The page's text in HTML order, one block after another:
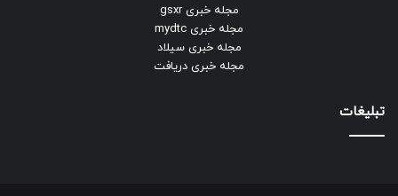
مجله خبری gsxr
مجله خبری mydtc
مجله خبری سیلاد
مجله خبری دریافت
تبلیغات